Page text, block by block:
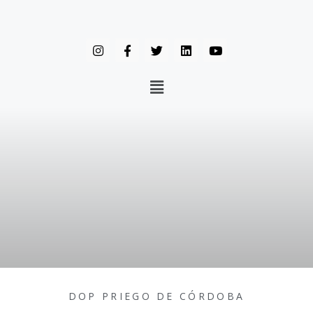
DOP PRIEGO DE CÓRDOBA